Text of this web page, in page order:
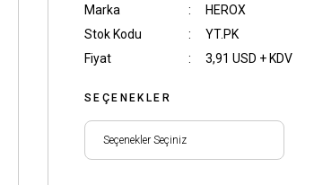
Marka
HEROX
Stok Kodu
YT.PK
Fiyat
3,91 USD + KDV
SEÇENEKLER